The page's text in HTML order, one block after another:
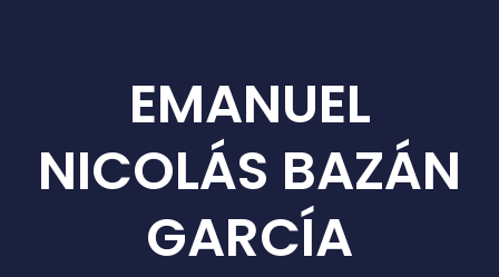
EMANUEL
NICOLÁS BAZÁN
GARCÍA